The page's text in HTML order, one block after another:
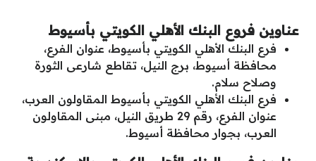
عناوين فروع البنك الأهلي الكويتي بأسيوط
فرع البنك الأهلي الكويتي بأسيوط، عنوان الفرع،
محافظة أسيوط، برج النيل، تقاطع شارعى الثورة
وصلاح سلام.
فرع البنك الأهلي الكويتي بأسيوط المقاولون العرب،
عنوان الفرع، رقم 29 طريق النيل، مبنى المقاولون
العرب، بجوار محافظة أسيوط.